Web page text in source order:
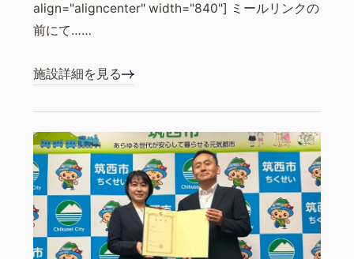
align="aligncenter" width="840"] ミールリンクの
前にて……
施設詳細を見る